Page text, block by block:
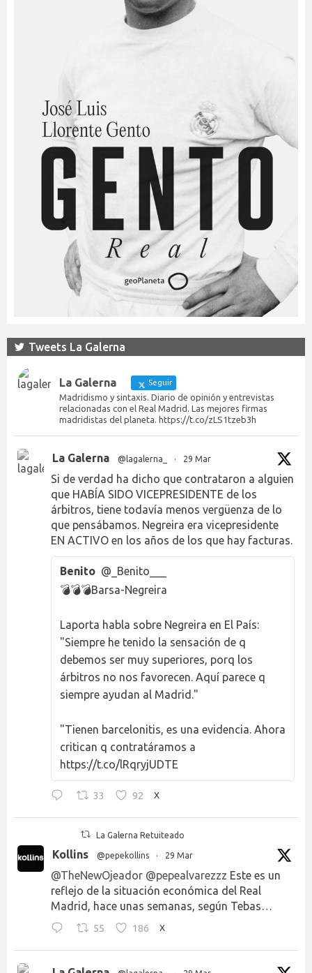
Tweets La Galerna
La Galerna Seguir
Madridismo y sintaxis. Diario de opinión y entrevistas
relacionadas con el Real Madrid. Las mejores firmas
madridistas del planeta. https://t.co/zLS1tzeb3h
La Galerna @lagalerna_ · 29 Mar
Si de verdad ha dicho que contrataron a alguien
que HABÍA SIDO VICEPRESIDENTE de los
árbitros, tiene todavía menos vergüenza de lo
que pensábamos. Negreira era vicepresidente
EN ACTIVO en los años de los que hay facturas.
Benito @_Benito___
💣💣💣Barsa-Negreira
Laporta habla sobre Negreira en El País:
"Siempre he tenido la sensación de q
debemos ser muy superiores, porq los
árbitros no nos favorecen. Aquí parece q
siempre ayudan al Madrid."
"Tienen barcelonitis, es una evidencia. Ahora
critican q contratáramos a
https://t.co/lRqryjUDTE
33 92 X
La Galerna Retuiteado
Kollins @pepekollins · 29 Mar
@TheNewOjeador @pepealvarezzz Este es un
reflejo de la situación económica del Real
Madrid, hace unas semanas, según Tebas…
55 186 X